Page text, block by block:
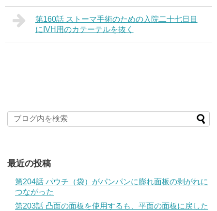
第160話 ストーマ手術のための入院二十七日目
にIVH用のカテーテルを抜く
最近の投稿
第204話 パウチ（袋）がパンパンに膨れ面板の剥がれに
つながった
第203話 凸面の面板を使用するも、平面の面板に戻した